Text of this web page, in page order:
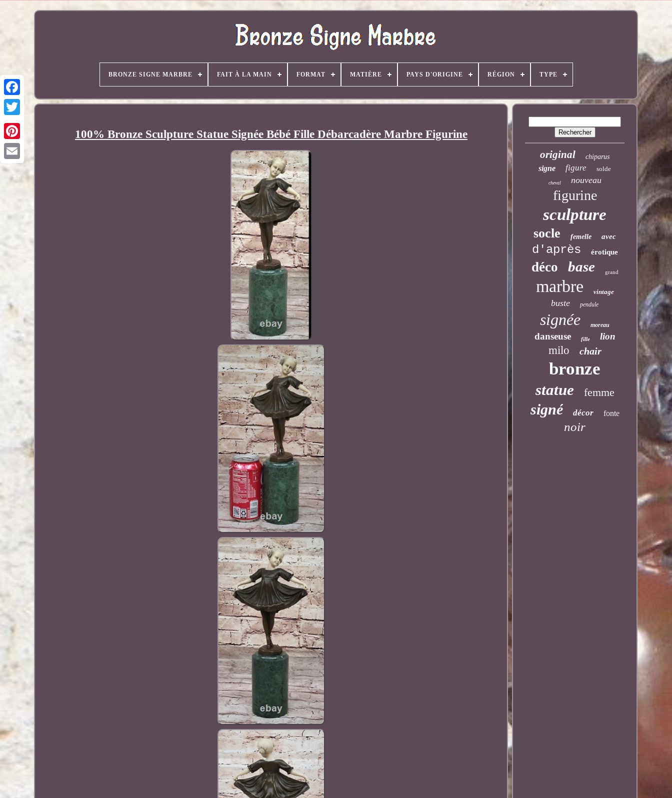
Pinterest
BRONZE SIGNE MARBRE FAIT À LA MAIN FORMAT MATIÈRE PAYS D'ORIGINE RÉGION TYPE
100% Bronze Sculpture Statue Signée Bébé Fille Débarcadère Marbre Figurine
original chiparus
signe figure solde
cheval nouveau
figurine
sculpture
socle femelle avec
d'après érotique
déco base grand
marbre vintage
buste pendule
signée moreau
danseuse fille lion
milo chair
bronze
statue femme
signé décor fonte
noir